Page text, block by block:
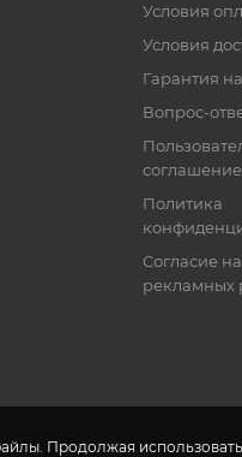
Условия
Условия
Гарантия
Вопрос-
соглашение
Политика
Согласие
рекламных
Продолжая использовать